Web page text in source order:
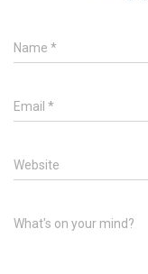
Name *
Email *
Website
What's on your mind?